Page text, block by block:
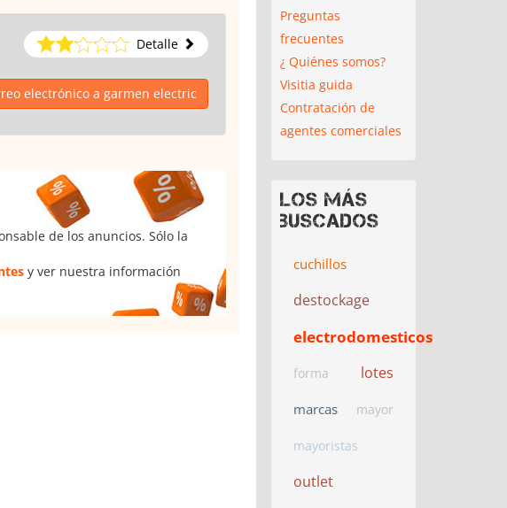
Detalle
electrónico a garmen electric
de los anuncios. Sólo la
y ver nuestra información
Preguntas
frecuentes
¿ Quiénes somos?
Visitia guida
Contratación de
agentes comerciales
Los más
buscados
cuchillos
destockage
electrodomesticos
forma lotes
marcas mayor
mayoristas
outlet